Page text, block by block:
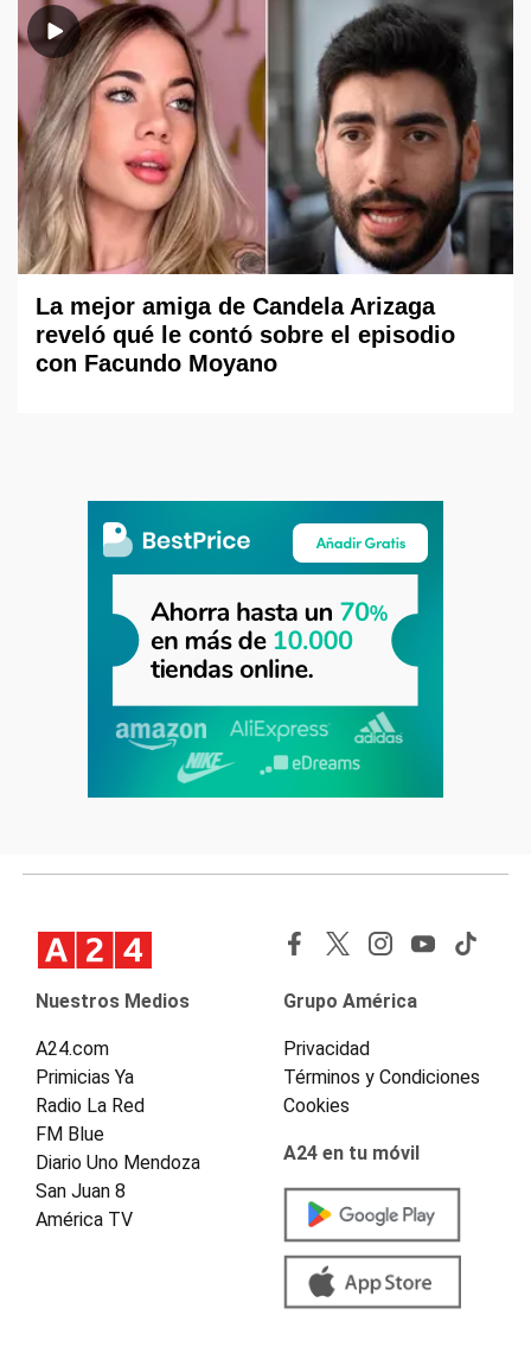
La mejor amiga de Candela Arizaga
reveló qué le contó sobre el episodio
con Facundo Moyano
Nuestros Medios
A24.com
Primicias Ya
Radio La Red
FM Blue
Diario Uno Mendoza
San Juan 8
América TV
Grupo América
Privacidad
Términos y Condiciones
Cookies
A24 en tu móvil